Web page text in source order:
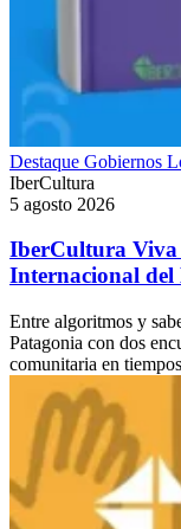
Destaque Gobiernos
IberCultura
5 agosto 2026
IberCultura
Internacional
Entre algoritmos y
Patagonia con dos
comunitaria en